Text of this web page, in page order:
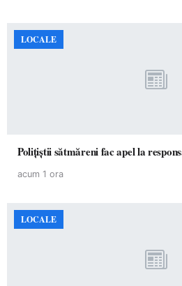
LOCALE
acum 1 ora
LOCALE